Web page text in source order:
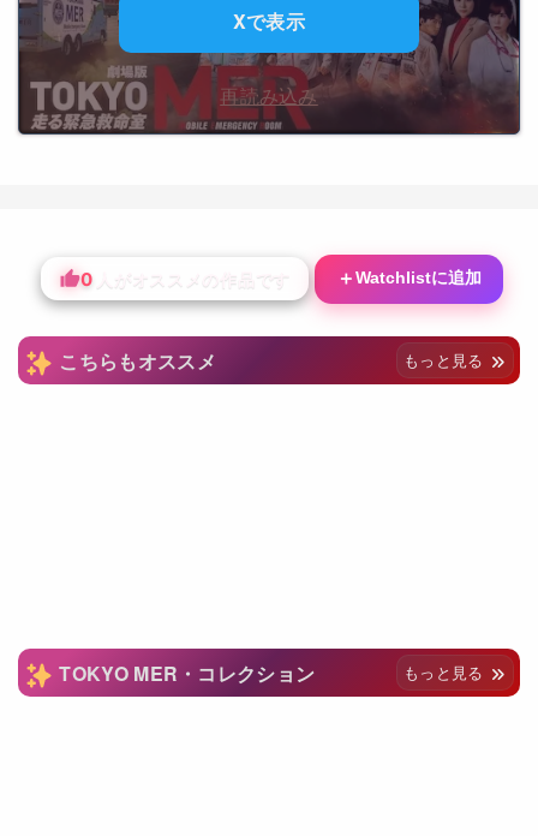
Xで表示
再読み込み
0 人がオススメの作品です ＋Watchlistに追加
こちらもオススメ もっと見る
TOKYO MER・コレクション もっと見る